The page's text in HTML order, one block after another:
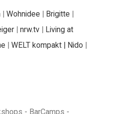
| Wohnidee | Brigitte |
| nrw.tv | Living at
| WELT kompakt | Nido |
- BarCamps -